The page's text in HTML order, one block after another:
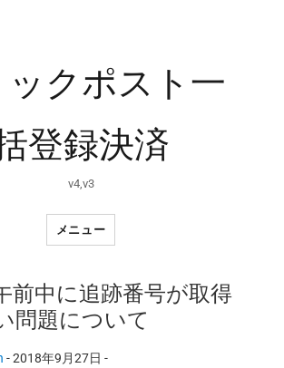
ックポスト一
登録決済
v4,v3
メニュー
前中に追跡番号が取得
問題について
-2018年9月27日 -